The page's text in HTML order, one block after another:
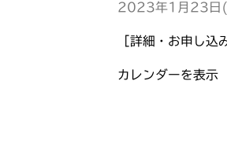
2023年1月23日
［詳細・お申し込
カレンダーを表示